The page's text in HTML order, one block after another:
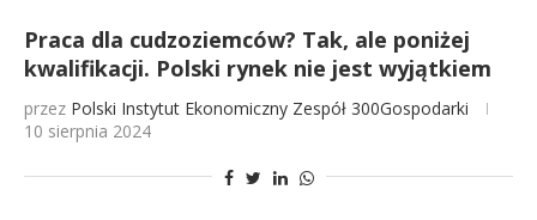
Praca dla cudzoziemców? Tak, ale poniżej
kwalifikacji. Polski rynek nie jest wyjątkiem
przez Polski Instytut Ekonomiczny Zespół 300Gospodarki
10 sierpnia 2024